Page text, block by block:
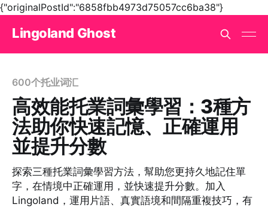
{"originalPostId":"6858fbb4973d75057cc6ba38"}
Lingoland Ghost
600个托业词汇
高效能托業詞彙學習：3種方
法助你快速記憶、正確運用
並提升分數
探索三種托業詞彙學習方法，幫助您更持久地記住單
字，在情境中正確運用，並快速提升分數。加入
Lingoland，運用片語、真實語境和間隔重複技巧，有